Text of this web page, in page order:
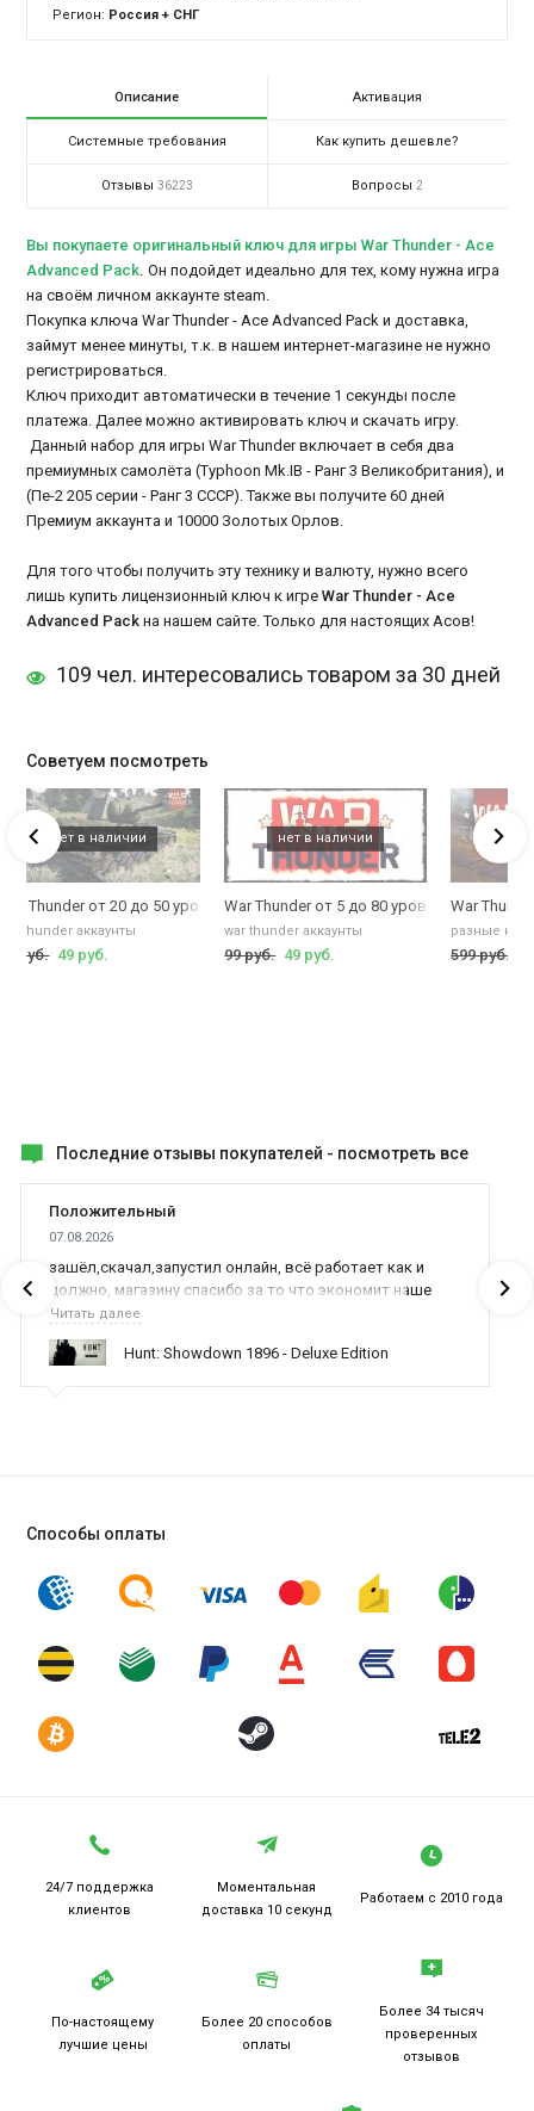
Регион: Россия + СНГ
Описание Активация
Системные требования Как купить дешевле?
Отзывы 36223 Вопросы 2
Вы покупаете оригинальный ключ для игры War Thunder - Ace
Advanced Pack. Он подойдет идеально для тех, кому нужна игра
на своём личном аккаунте steam.
Покупка ключа War Thunder - Ace Advanced Pack и доставка,
займут менее минуты, т.к. в нашем интернет-магазине не нужно
регистрироваться.
Ключ приходит автоматически в течение 1 секунды после
платежа. Далее можно активировать ключ и скачать игру.
Данный набор для игры War Thunder включает в себя два
премиумных самолёта (Typhoon Mk.IB - Ранг 3 Великобритания), и
(Пе-2 205 серии - Ранг 3 СССР). Также вы получите 60 дней
Премиум аккаунта и 10000 Золотых Орлов.
Для того чтобы получить эту технику и валюту, нужно всего
лишь купить лицензионный ключ к игреWar Thunder - Ace
Advanced Packна нашем сайте. Только для настоящих Асов!
109 чел. интересовались товаром за 30 дней
Советуем посмотреть
(ранг 2, СССР)
премиума или самолет P-39 K-1 Airacobra+7 дней премиума
Thunder от 20 до 50 уровня
thunder аккаунты
руб. 49 руб.
War Thunder от 5 до 80 уровня
war thunder аккаунты
99 руб. 49 руб.
War
разные
599 руб.
Последние отзывы покупателей - посмотреть все
Положительный
07.08.2026
зашёл,скачал,запустил онлайн, всё работает как и
должно, магазину спасибо за то что экономит наше
время,нервы и деньги, ребята вы красава оказываете
поддержку населению и походу из всех только вы и
оказываете помощь
Читать далее
Hunt: Showdown 1896 - Deluxe Edition
Способы оплаты
24/7 поддержка
клиентов
Моментальная
доставка 10 секунд
Работаем с 2010 года
По-настоящему
лучшие цены
Более 20 способов
оплаты
Более 34 тысяч
проверенных
отзывов